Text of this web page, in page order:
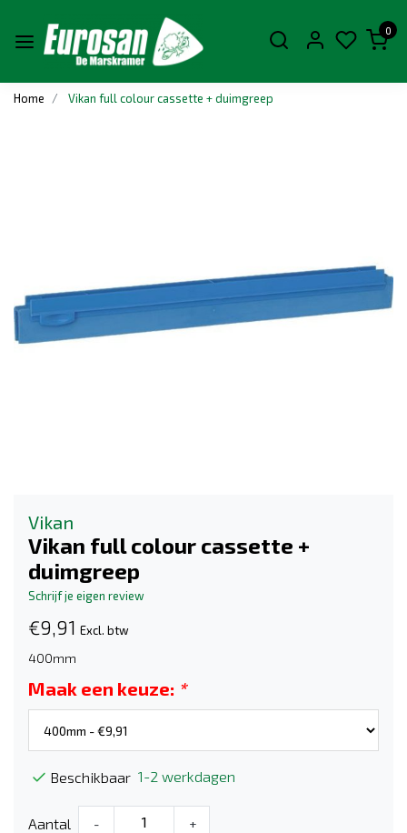
0
Home Vikan full colour cassette + duimgreep
Vikan
Vikan full colour cassette +
duimgreep
Schrijf je eigen review
€9,91 Excl. btw
400mm
Maak een keuze: *
Beschikbaar 1-2 werkdagen
Aantal - +